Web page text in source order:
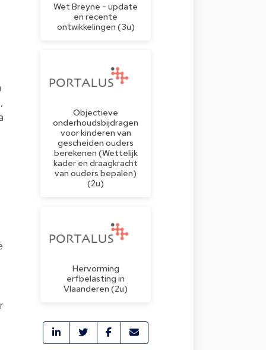
Wet Breyne - update
en recente
ontwikkelingen (3u)
Objectieve
onderhoudsbijdragen
voor kinderen van
gescheiden ouders
berekenen (Wettelijk
kader en draagkracht
van ouders bepalen)
(2u)
Hervorming
erfbelasting in
Vlaanderen (2u)